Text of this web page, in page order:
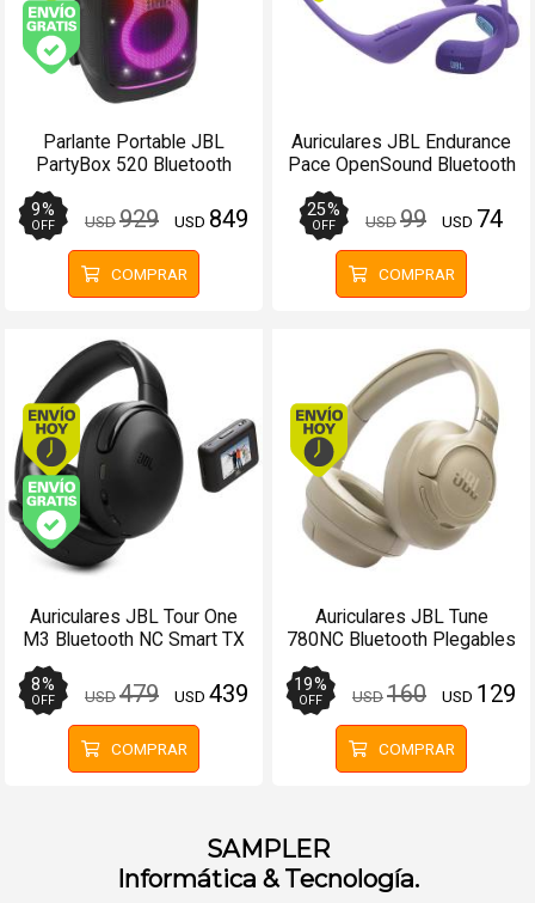
Envío gratis (Ver Envíos y Pagos)
Parlante Portable JBL
PartyBox 520 Bluetooth
9%
OFF USD929 USD 849
COMPRAR
Auriculares JBL Endurance
Pace OpenSound Bluetooth
10Hs Púrpura - Manos
libres
25%
OFF USD99 USD 74
COMPRAR
Envío hoy. Comprando antes de 13Hs.
Envío gratis (Ver Envíos y Pagos)
Auriculares JBL Tour One
M3 Bluetooth NC Smart TX
8%
OFF USD479 USD 439
COMPRAR
Envío hoy.
Auriculares JBL Tune
780NC Bluetooth Plegables
76Hs Beige - Manos libres
19%
OFF USD160 USD 129
COMPRAR
SAMPLER
Informática & Tecnología.